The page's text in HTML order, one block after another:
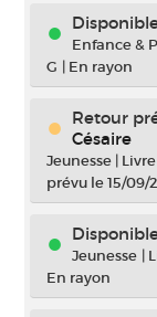
Enfance &
G | En rayon
Retour
Césaire
Jeunesse |
prévu le 15/09/
Jeunesse |
En rayon